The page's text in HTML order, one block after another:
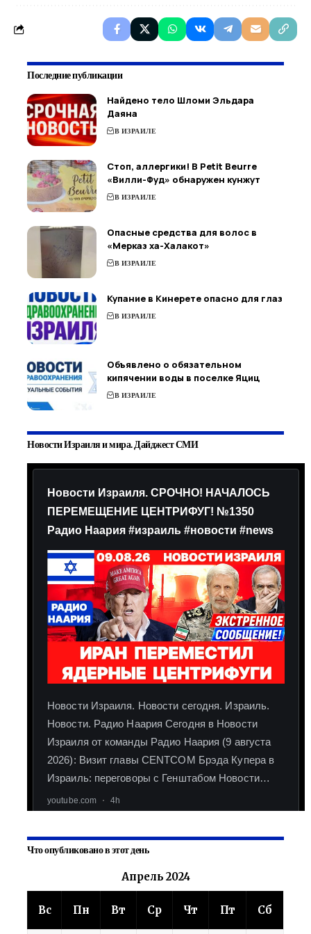
Последние публикации
Найдено тело Шломи Эльдара
Даяна
В ИЗРАИЛЕ
Стоп, аллергики! В Petit Beurre
«Вилли-Фуд» обнаружен кунжут
В ИЗРАИЛЕ
Опасные средства для волос в
«Мерказ ха-Халакот»
В ИЗРАИЛЕ
Купание в Кинерете опасно для глаз
В ИЗРАИЛЕ
Объявлено о обязательном
кипячении воды в поселке Яциц
В ИЗРАИЛЕ
Новости Израиля и мира. Дайджест СМИ
Что опубликовано в этот день
Апрель 2024
Вс Пн Вт Ср Чт Пт Сб